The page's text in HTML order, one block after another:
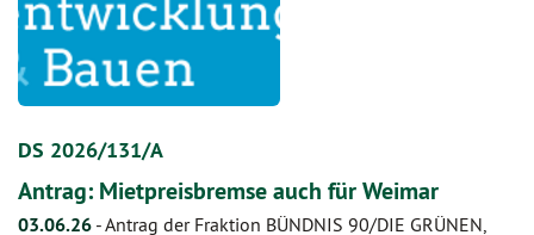
DS 2026/131/A
Antrag: Mietpreisbremse auch für Weimar
03.06.26 -Antrag der Fraktion BÜNDNIS 90/DIE GRÜNEN,